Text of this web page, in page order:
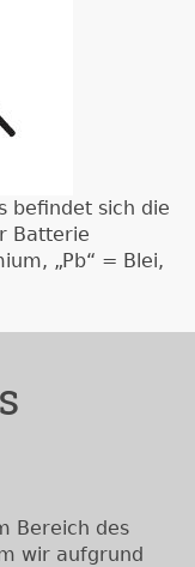
befindet sich die
Batterie
„Pb“ = Blei,
Bereich des
wir aufgrund